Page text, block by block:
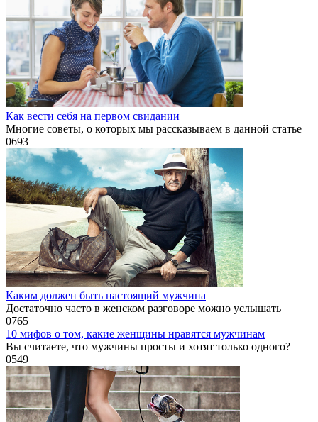
Как вести себя на первом свидании
Многие советы, о которых мы рассказываем в данной статье
0693
Каким должен быть настоящий мужчина
Достаточно часто в женском разговоре можно услышать
0765
10 мифов о том, какие женщины нравятся мужчинам
Вы считаете, что мужчины просты и хотят только одного?
0549